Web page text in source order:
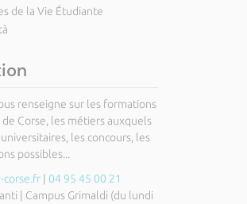
de la Vie Étudiante
renseigne sur les formations
Corse, les métiers auxquels
les concours, les
possibles...
corse.fr| 04 95 45 00 21
| Campus Grimaldi (du lundi